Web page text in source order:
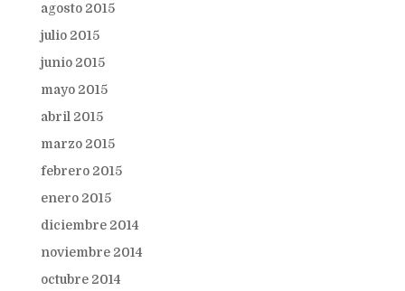
agosto 2015
julio 2015
junio 2015
mayo 2015
abril 2015
marzo 2015
febrero 2015
enero 2015
diciembre 2014
noviembre 2014
octubre 2014